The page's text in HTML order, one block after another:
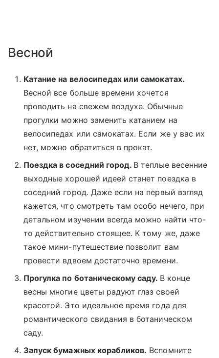
Весной
Катание на велосипедах или самокатах.
Весной все больше времени хочется
проводить на свежем воздухе. Обычные
прогулки можно заменить катанием на
велосипедах или самокатах. Если же у вас их
нет, можно обратиться в прокат.
Поездка в соседний город. В теплые весенние
выходные хорошей идеей станет поездка в
соседний город. Даже если на первый взгляд
кажется, что смотреть там особо нечего, при
детальном изучении всегда можно найти что-
то действительно стоящее. К тому же, даже
такое мини-путешествие позволит вам
провести вдвоем достаточно времени.
Прогулка по ботаническому саду. В конце
весны многие цветы радуют глаз своей
красотой. Это идеальное время года для
романтического свидания в ботаническом
саду.
Запуск бумажных корабликов. Вспомните